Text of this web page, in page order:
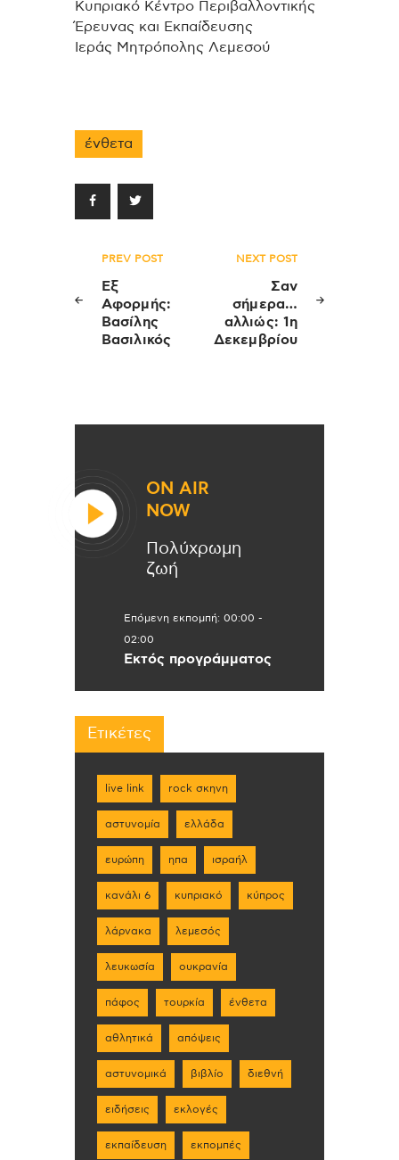
Κυπριακό Κέντρο Περιβαλλοντικής
Έρευνας και Εκπαίδευσης
Ιεράς Μητρόπολης Λεμεσού
ένθετα
Πλοήγηση
άρθρων
PREV POST
Εξ
Αφορμής:
Βασίλης
Βασιλικός
NEXT POST
Σαν
σήμερα…
αλλιώς: 1η
Δεκεμβρίου
ON AIR
NOW
Πολύχρωμη
ζωή
Επόμενη εκπομπή: 00:00 -
02:00
Εκτός προγράμματος
Ετικέτες
live link rock σκηνη
αστυνομία ελλάδα
ευρώπη ηπα ισραήλ
κανάλι 6 κυπριακό κύπρος
λάρνακα λεμεσός
λευκωσία ουκρανία
πάφος τουρκία ένθετα
αθλητικά απόψεις
αστυνομικά βιβλίο διεθνή
ειδήσεις εκλογές
εκπαίδευση εκπομπές